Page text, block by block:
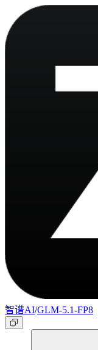
智谱AI/GLM-5.1-FP8